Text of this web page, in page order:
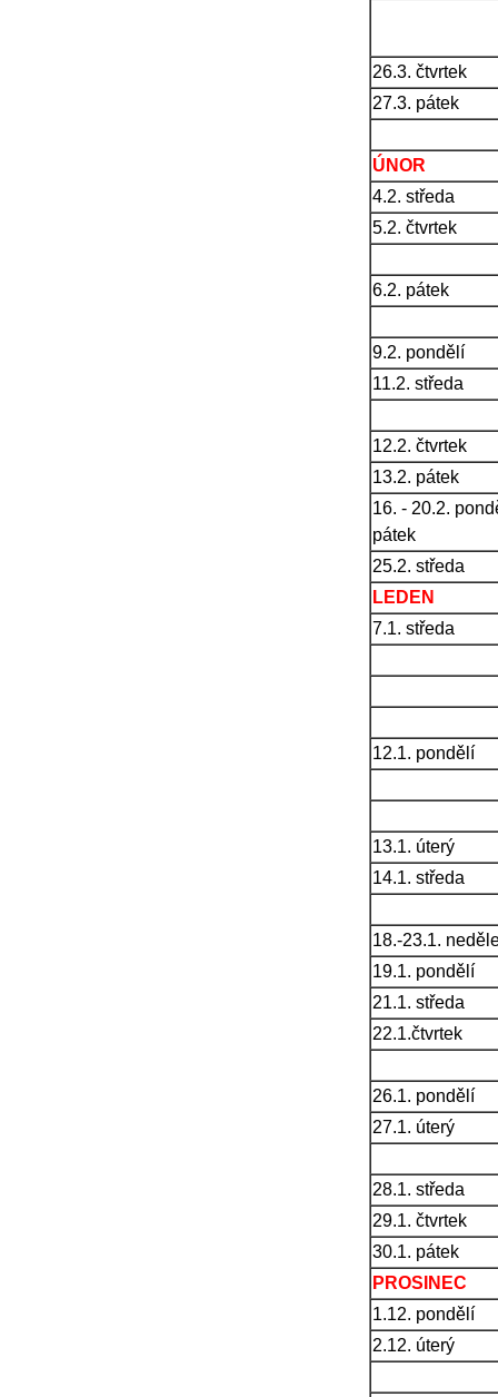
26.3. čtvrtek
27.3. pátek
ÚNOR
4.2. středa
5.2. čtvrtek
6.2. pátek
9.2. pondělí
11.2. středa
12.2. čtvrtek
13.2. pátek
16. - 20.2.
pátek
25.2. středa
LEDEN
7.1. středa
12.1. pondělí
13.1. úterý
14.1. středa
18.-23.1.
19.1. pondělí
21.1. středa
22.1.čtvrtek
26.1. pondělí
27.1. úterý
28.1. středa
29.1. čtvrtek
30.1. pátek
PROSINEC
1.12. pondělí
2.12. úterý